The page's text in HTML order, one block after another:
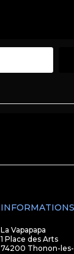
La Vapapapa
1 Place des Arts
74200 Thonon-